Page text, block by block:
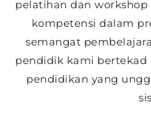
pelatihan dan
kompetensi dalam
semangat
pendidik kami
pendidikan yang